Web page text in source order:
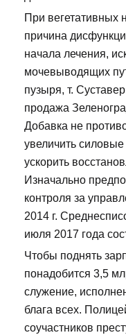
При вегетативных
причина
начала лечения,
мочевыводящих
пузыря, т.
продажа
Добавка не
увеличить
ускорить
Изначально
контроля за
2014 г.
июля 2017 года
Чтобы поднять
понадобится 3,5
служение,
блага всех.
соучастников